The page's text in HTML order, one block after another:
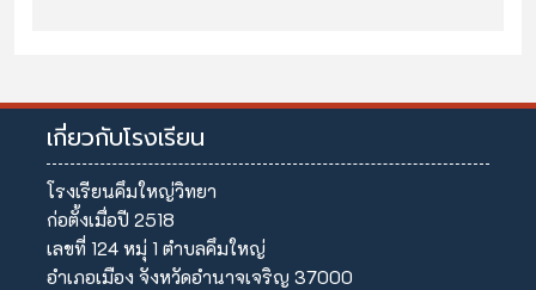
เกี่ยวกับโรงเรียน
โรงเรียนคึมใหญ่วิทยา
ก่อตั้งเมื่อปี 2518
เลขที่ 124 หมุ่ 1 ตำบลคึมใหญ่
อำเภอเมือง จังหวัดอำนาจเจริญ 37000